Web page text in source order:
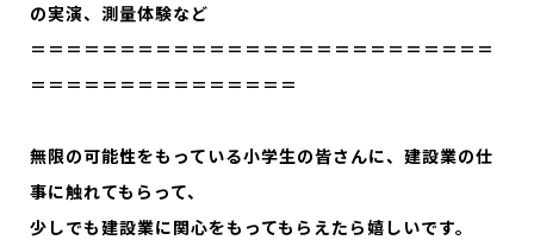
の実演、測量体験など
＝＝＝＝＝＝＝＝＝＝＝＝＝＝＝＝＝＝＝＝＝＝＝＝＝＝
＝＝＝＝＝＝＝＝＝＝＝＝＝＝＝
無限の可能性をもっている小学生の皆さんに、建設業の仕
事に触れてもらって、
少しでも建設業に関心をもってもらえたら嬉しいです。